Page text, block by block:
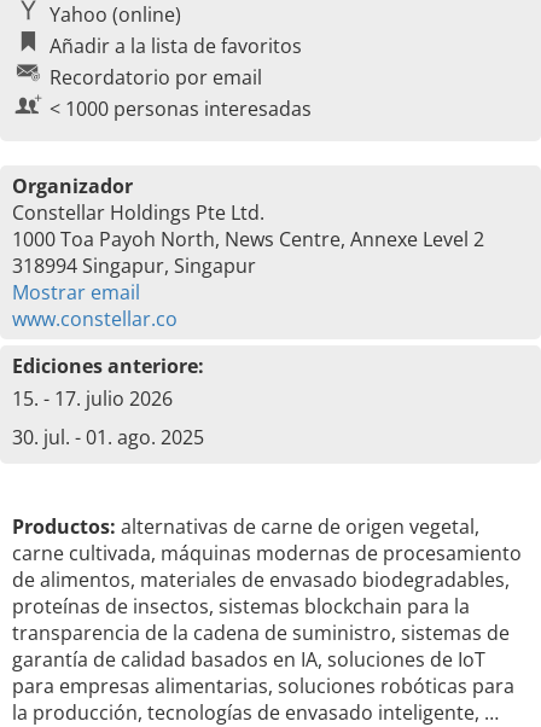
Yahoo (online)
Añadir a la lista de favoritos
Recordatorio por email
< 1000 personas interesadas
Organizador
Constellar Holdings Pte Ltd.
1000 Toa Payoh North, News Centre, Annexe Level 2
318994 Singapur, Singapur
Mostrar email
www.constellar.co
Ediciones anteriore:
15. - 17. julio 2026
30. jul. - 01. ago. 2025
Productos: alternativas de carne de origen vegetal,
carne cultivada, máquinas modernas de procesamiento
de alimentos, materiales de envasado biodegradables,
proteínas de insectos, sistemas blockchain para la
transparencia de la cadena de suministro, sistemas de
garantía de calidad basados ​​en IA, soluciones de IoT
para empresas alimentarias, soluciones robóticas para
la producción, tecnologías de envasado inteligente, …